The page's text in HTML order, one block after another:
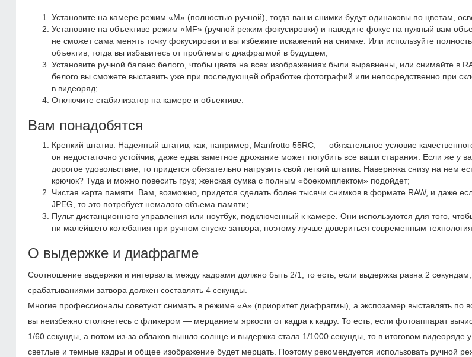
Установите на камере режим «М» (полностью ручной), тогда ваши снимки будут одинаковы по цветам,
Установите на объективе режим «MF» (ручной режим фокусировки) и наведите фокус на нужный вам
не сможет сама менять точку фокусировки и вы избежите искажений на снимке. Или используйте
объектив, тогда вы избавитесь от проблемы с диафрагмой в будущем;
Установите ручной баланс белого, чтобы цвета на всех изображениях были выравнены, или снимайте в
белого вы сможете выставить уже при последующей обработке фотографий или непосредственно при
в видеоряд;
Отключите стабилизатор на камере и объективе.
Вам понадобятся
Крепкий штатив. Надежный штатив, как, например, Manfrotto 55RC, — обязательное условие
он недостаточно устойчив, даже едва заметное дрожание может погубить все ваши старания. Если же у
дорогое удовольствие, то придется обязательно нагрузить свой легкий штатив. Наверняка снизу на нем
крючок? Туда и можно повесить груз; женская сумка с полным «боекомплектом» подойдет;
Чистая карта памяти. Вам, возможно, придется сделать более тысячи снимков в формате RAW, и даже
JPEG, то это потребует немалого объема памяти;
Пульт дистанционного управления или ноутбук, подключенный к камере. Они используются для того,
ни малейшего колебания при ручном спуске затвора, поэтому лучше довериться современным
О выдержке и диафрагме
Соотношение выдержки и интервала между кадрами должно быть 2/1, то есть, если выдержка равна 2
срабатываниями затвора должен составлять 4 секунды.
Многие профессионалы советуют снимать в режиме «A» (приоритет диафрагмы), а экспозамер выставлять по
вы неизбежно столкнетесь с фликером — мерцанием яркости от кадра к кадру. То есть, если фотоаппарат
1/60 секунды, а потом из-за облаков вышло солнце и выдержка стала 1/1000 секунды, то в итоговом видеоряде
светлые и темные кадры и общее изображение будет мерцать. Поэтому рекомендуется использовать ручной